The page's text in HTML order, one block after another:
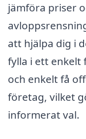
jämföra priser
att hjälpa dig i
fylla i ett enkelt
och enkelt få
företag, vilket
informerat val.